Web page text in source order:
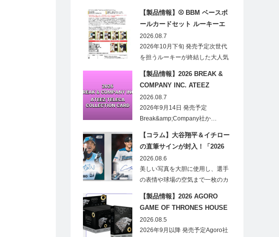
【製品情報】⚾ BBM ベースボ
ールカードセット ルーキーエ
ディションプレミアム 2026
2026.08.7
2026年10月下旬 発売予定次世代
を担うルーキーが終結した大人気
【製品情報】2026 BREAK &
COMPANY INC. ATEEZ
TELECA COLLECTION CARD
2026.08.7
2026年9月14日 発売予定
Break&amp;Company社か…
【コラム】大谷翔平＆イチロー
の直筆サインが封入！「2026
Topps NPB Stadium Club」が
見逃せない
2026.08.6
美しい写真を大胆に使用し、選手
の表情や球場の空気まで一枚のカ
【製品情報】2026 AGORO
GAME OF THRONES HOUSE
STARK BLIND BOX
2026.08.5
2026年9月以降 発売予定Agoro社